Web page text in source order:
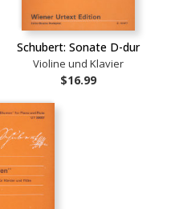
Schubert: Sonate D-dur
Violine und Klavier
$16.99